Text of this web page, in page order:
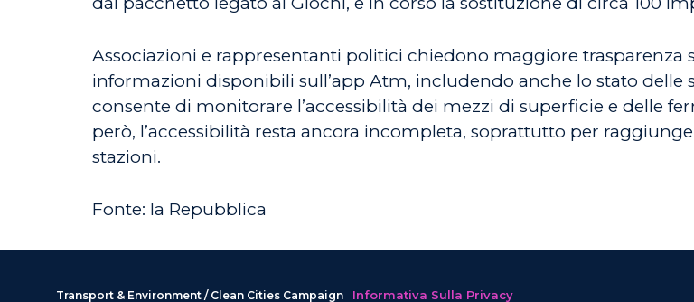
Associazioni e rappresentanti politici chiedono maggiore trasparenza
informazioni disponibili sull’app Atm, includendo anche lo stato delle
consente di monitorare l’accessibilità dei mezzi di superficie e delle
però, l’accessibilità resta ancora incompleta, soprattutto per
stazioni.
Fonte: la Repubblica
Transport & Environment / Clean Cities Campaign Informativa Sulla Privacy